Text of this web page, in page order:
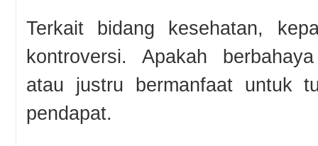
Terkait bidang kesehatan,
kontroversi. Apakah
atau justru bermanfaat untuk
pendapat.